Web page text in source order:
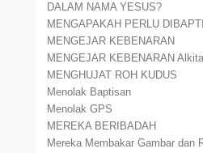
DALAM NAMA YESUS?
MENGAPAKAH PERLU
MENGEJAR KEBENARAN
MENGEJAR KEBENARAN
MENGHUJAT ROH KUDUS
Menolak Baptisan
Menolak GPS
MEREKA BERIBADAH
Mereka Membakar Gambar dan